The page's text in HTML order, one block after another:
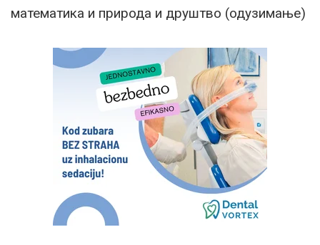
математика и природа и друштво (одузимање)